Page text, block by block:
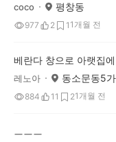
coco 평창동
977 2 1 1개월 전
베란다 창으로 아랫집
레노아 동소문동5가
884 11 21개월 전
ㅡㅡㅡ